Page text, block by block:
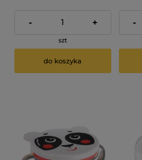
- +
szt
do koszyka
-